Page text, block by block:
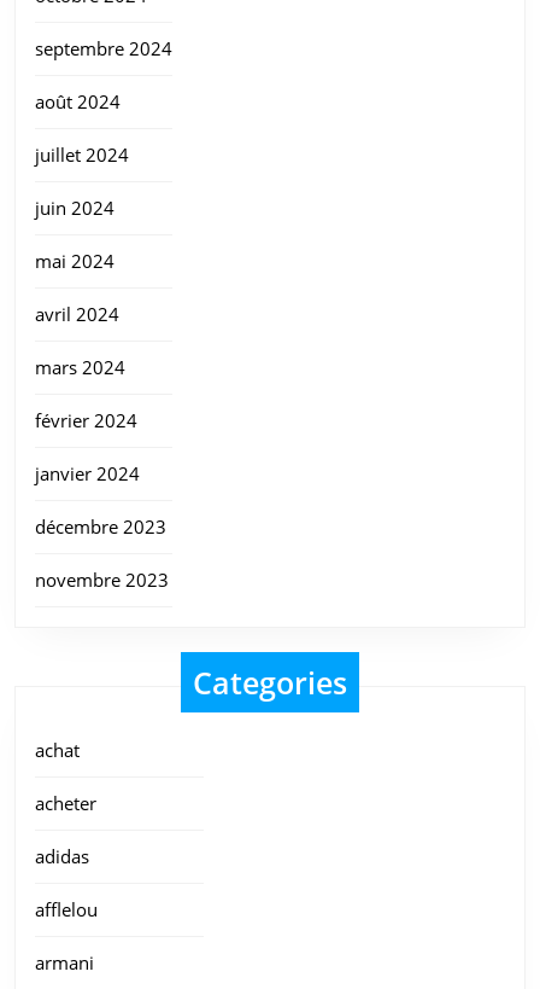
septembre 2024
août 2024
juillet 2024
juin 2024
mai 2024
avril 2024
mars 2024
février 2024
janvier 2024
décembre 2023
novembre 2023
Categories
achat
acheter
adidas
afflelou
armani